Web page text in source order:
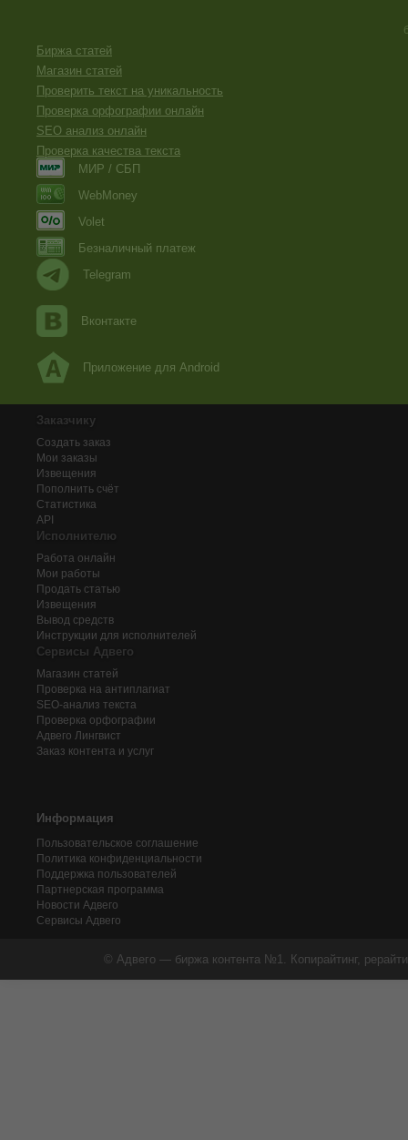
Биржа статей
Магазин статей
Проверить текст на уникальность
Проверка орфографии онлайн
SEO анализ онлайн
Проверка качества текста
МИР / СБП
WebMoney
Volet
Безналичный платеж
Telegram
Вконтакте
Приложение для Android
Заказчику
Создать заказ
Мои заказы
Извещения
Пополнить счёт
Статистика
API
Исполнителю
Работа онлайн
Мои работы
Продать статью
Извещения
Вывод средств
Инструкции для исполнителей
Сервисы Адвего
Магазин статей
Проверка на антиплагиат
SEO-анализ текста
Проверка орфографии
Адвего Лингвист
Заказ контента и услуг
Информация
Пользовательское соглашение
Политика конфиденциальности
Поддержка пользователей
Партнерская программа
Новости Адвего
Сервисы Адвего
© Адвего — биржа контента №1. Копирайтинг,